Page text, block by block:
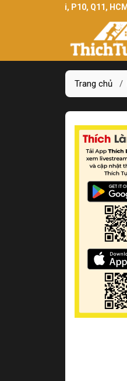
Bình Thới, P10, Q11, HCM
Trang chủ /